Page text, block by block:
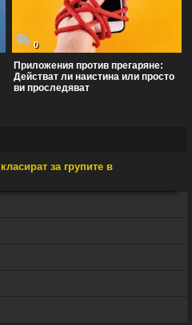
0
Приложения против прегаряне:
Действат ли наистина или просто
ви проследяват
за групите в